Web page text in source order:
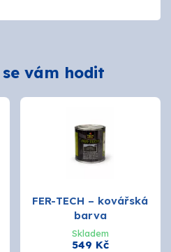
vám hodit
FER-TECH – kovářská
barva
Skladem
549 Kč